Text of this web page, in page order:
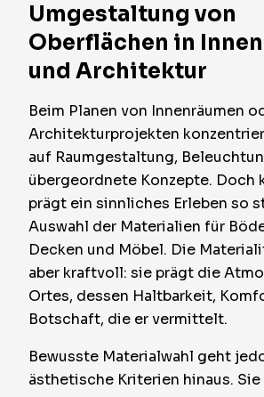
Umgestaltung von
Oberflächen in
und Architektur
Beim Planen von Innenräumen
Architekturprojekten
auf Raumgestaltung,
übergeordnete Konzepte. Doch
prägt ein sinnliches Erleben so
Auswahl der Materialien für
Decken und Möbel. Die
aber kraftvoll: sie prägt die
Ortes, dessen Haltbarkeit,
Botschaft, die er vermittelt.
Bewusste Materialwahl geht
ästhetische Kriterien hinaus.